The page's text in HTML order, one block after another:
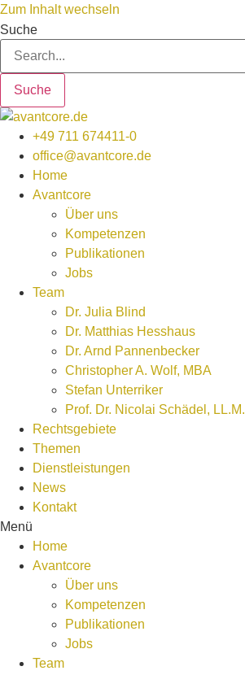
Zum Inhalt wechseln
Suche
Suche
+49 711 674411-0
office@avantcore.de
Home
Avantcore
Über uns
Kompetenzen
Publikationen
Jobs
Team
Dr. Julia Blind
Dr. Matthias Hesshaus
Dr. Arnd Pannenbecker
Christopher A. Wolf, MBA
Stefan Unterriker
Prof. Dr. Nicolai Schädel, LL.M.
Rechtsgebiete
Themen
Dienstleistungen
News
Kontakt
Menü
Home
Avantcore
Über uns
Kompetenzen
Publikationen
Jobs
Team